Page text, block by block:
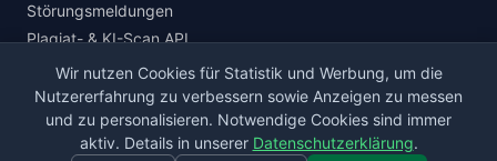
Störungsmeldungen
Plagiat- & KI-Scan API
© 2026 korrektur.de · Alle Rechte vorbehalten.
Wir nutzen Cookies für Statistik und Werbung, um die
Nutzererfahrung zu verbessern sowie Anzeigen zu messen
und zu personalisieren. Notwendige Cookies sind immer
aktiv. Details in unserer Datenschutzerklärung.